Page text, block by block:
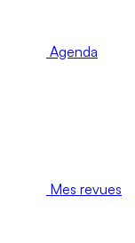
Agenda
Mes revues